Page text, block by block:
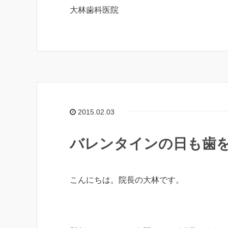
大林歯科医院
2015.02.03
バレンタインの日も歯
こんにちは。院長の大林です。